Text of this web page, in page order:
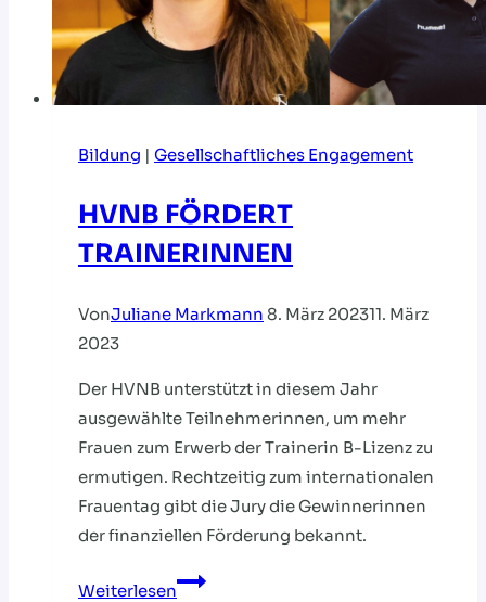
Bildung | Gesellschaftliches Engagement
HVNB FÖRDERT
TRAINERINNEN
VonJuliane Markmann 8. März 202311. März
2023
Der HVNB unterstützt in diesem Jahr
ausgewählte Teilnehmerinnen, um mehr
Frauen zum Erwerb der Trainerin B-Lizenz zu
ermutigen. Rechtzeitig zum internationalen
Frauentag gibt die Jury die Gewinnerinnen
der finanziellen Förderung bekannt.
Weiterlesen
HVNB